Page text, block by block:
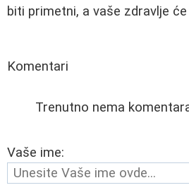
biti primetni, a vaše zdravlje
Komentari
Trenutno nema
Vaše ime: